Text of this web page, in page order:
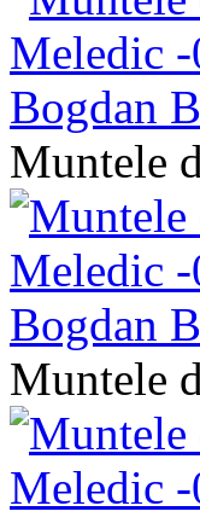
Muntele
Muntele